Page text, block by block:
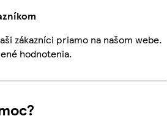
zákazníci priamo na našom webe.
hodnotenia.